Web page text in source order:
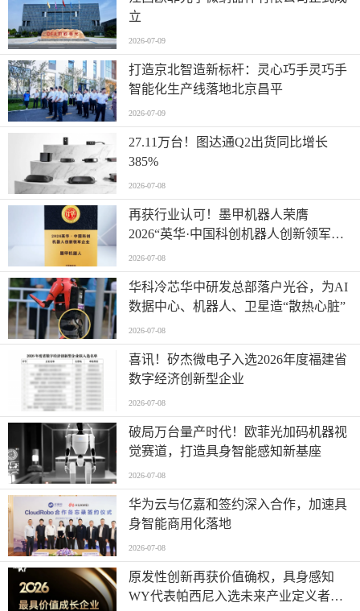
立
2026-07-09
打造京北智造新标杆：灵心巧手灵巧手
智能化生产线落地北京昌平
2026-07-09
27.11万台！图达通Q2出货同比增长
385%
2026-07-08
再获行业认可！墨甲机器人荣膺
2026“英华·中国科创机器人创新领军企
业”全产业链智能出海标杆
2026-07-08
华科冷芯华中研发总部落户光谷，为AI
数据中心、机器人、卫星造“散热心脏”
2026-07-08
喜讯！矽杰微电子入选2026年度福建省
数字经济创新型企业
2026-07-08
破局万台量产时代！欧菲光加码机器视
觉赛道，打造具身智能感知新基座
2026-07-08
华为云与亿嘉和签约深入合作，加速具
身智能商用化落地
2026-07-08
原发性创新再获价值确权，具身感知
WY代表帕西尼入选未来产业定义者榜